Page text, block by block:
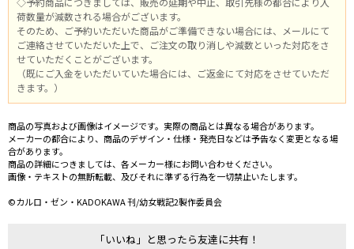
荷数量が減数される場合がございます。
そのため、ご予約いただいた商品がご準備できない場合には、メールにて
ご連絡させていただいた上で、ご注文の取り消しや減数といった対応をさ
せていただくことがございます。
（既にご入金をいただいていた場合には、ご返金にて対応をさせていただ
きます。）
商品の写真および画像はイメージです。実際の商品とは異なる場合があります。
メーカーの都合により、商品のデザイン・仕様・発売日などは予告なく変更となる場
合があります。
商品の詳細につきましては、各メーカー様にお問い合わせください。
画像・テキストの無断転載、及びそれに準ずる行為を一切禁止いたします。
©カルロ・ゼン・KADOKAWA 刊/幼女戦記2製作委員会
「いいね」と思ったら友達に共有！